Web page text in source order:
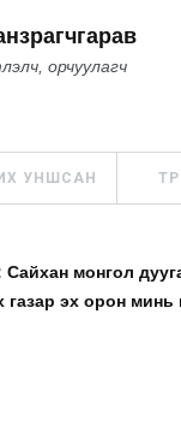
орчуулагч
ИХ УНШСАН
Сайхан монгол
газар эх орон минь